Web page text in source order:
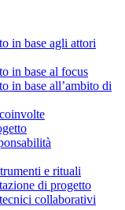
in base agli attori
in base al focus
in base all’ambito di
e rituali
di progetto
collaborativi